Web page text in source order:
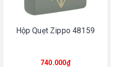
Hộp Quẹt Zippo 48159
740.000₫